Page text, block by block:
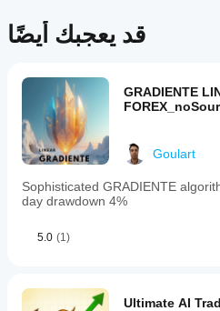
and
adjust
settings
to
tolerance
and
market
conditions.
ملف تعريف التداول
قد يعجبك أيضًا
GRADIENTE
Goulart
Sophisticated GRADIENTE
day drawdown 4%
5.0 (1)
Ultimate AI